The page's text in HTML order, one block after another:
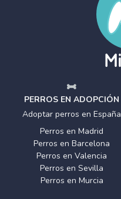
PERROS EN ADOPCIÓN
Adoptar perros en España
Perros en Madrid
Perros en Barcelona
Perros en Valencia
Perros en Sevilla
Perros en Murcia